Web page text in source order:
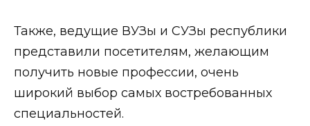
Также, ведущие ВУЗы и СУЗы республики
представили посетителям, желающим
получить новые профессии, очень
широкий выбор самых востребованных
специальностей.